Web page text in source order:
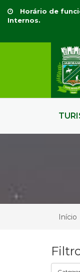
Horário de
Internos.
Início